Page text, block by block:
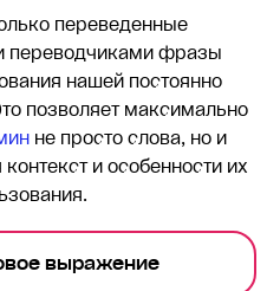
переведенные
переводчиками фразы
нашей постоянно
позволяет максимально
не просто слова, но и
и особенности их
выражение